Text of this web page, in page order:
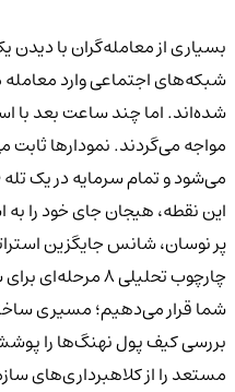
بسیاری از معامله‌گران با
شبکه‌های اجتماعی وارد معامله
شده‌اند. اما چند ساعت بعد با
مواجه می‌گردند. نمودارها ثابت
می‌شود و تمام سرمایه در یک
این نقطه، هیجان جای خود را
پر نوسان، شانس جایگزین
چارچوب تحلیلی ۸
شما قرار می‌دهیم؛ مسیری
بررسی کیف پول نهنگ‌ها را
مستعد را از کلاهبرداری‌های